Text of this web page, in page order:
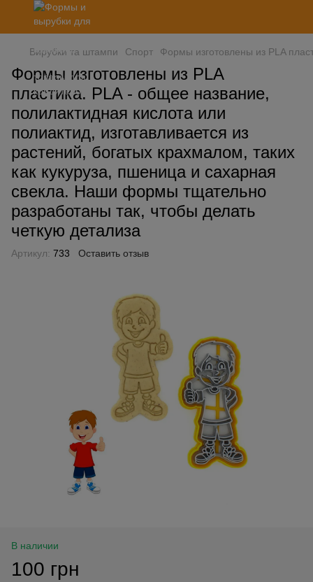
Вирубки та штампи Спорт Формы изготовлены из PLA
Формы изготовлены из PLA
пластика. PLA - общее название,
полилактидная кислота или
полиактид, изготавливается из
растений, богатых крахмалом, таких
как кукуруза, пшеница и сахарная
свекла. Наши формы тщательно
разработаны так, чтобы делать
четкую детализа
Артикул: 733 Оставить отзыв
В наличии
100 грн